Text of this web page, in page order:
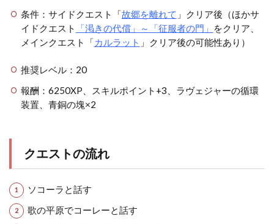
条件：サイドクエスト「故郷を離れて 」クリア後（ほかサ
イドクエスト
「渇きの代償」～「征服者の門」
をクリア、
メインクエスト「カルラット 」クリア後の可能性あり）
推奨レベル：20
報酬：6250XP、スキルポイント+3、ラヴェジャーの循環
装置、青銅の塊×2
クエストの流れ
ソコーラと話す
歌の平原でコーレーと話す